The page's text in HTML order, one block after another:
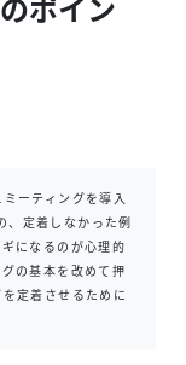
ーティングを導入
、定着しなかった例
になるのが心理的
の基本を改めて押
定着させるために